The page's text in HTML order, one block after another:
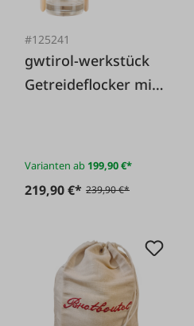
#125241
gwtirol-werkstück
Getreideflocker mit
Varianten ab 199,90 €*
219,90 €* 239,90 €*